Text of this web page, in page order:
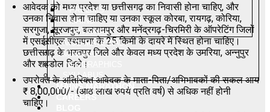
PRELIMS
MAINS
OPTIONAL
NIOS MATERIAL
MINDMAP
INFOGRAPHICS
SYLLABUS
MAINS MARATHON
CAREERS
आवेदक को मध्य प्रदेश या छत्तीसगढ़ का निवासी होना चाहिए, और
उनका निवास होना चाहिए या उनका स्कूल कोरबा, रायगढ़, कोरिया,
सरगुजा, सूरजपुर, बलरामपुर और मनेंद्रगढ़-चिरमिरी के ऑपरेटिंग जिलों
में एसईसीएल स्थापना के 25 किमी के दायरे में स्थित होना चाहिए।
छत्तीसगढ़ के भरतपुर जिले और केवल मध्य प्रदेश के उमरिया, अन्नुपुर
और शहडोल जिले।
उपरोक्त के अतिरिक्त आवेदक के माता-पिता/अभिभावकों की सकल आय
₹ 8,00,000/- (आठ लाख रुपये प्रति वर्ष) से अधिक नहीं होनी
चाहिए।